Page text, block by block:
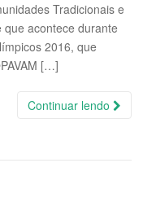
Tradicionais e
acontece durante
2016, que
[…]
Continuar lendo